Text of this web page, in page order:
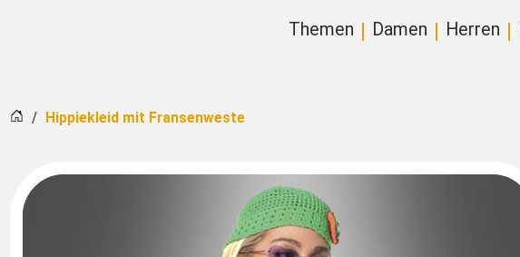
Themen Damen Herren
Startseite
Hippiekleid mit Fransenweste